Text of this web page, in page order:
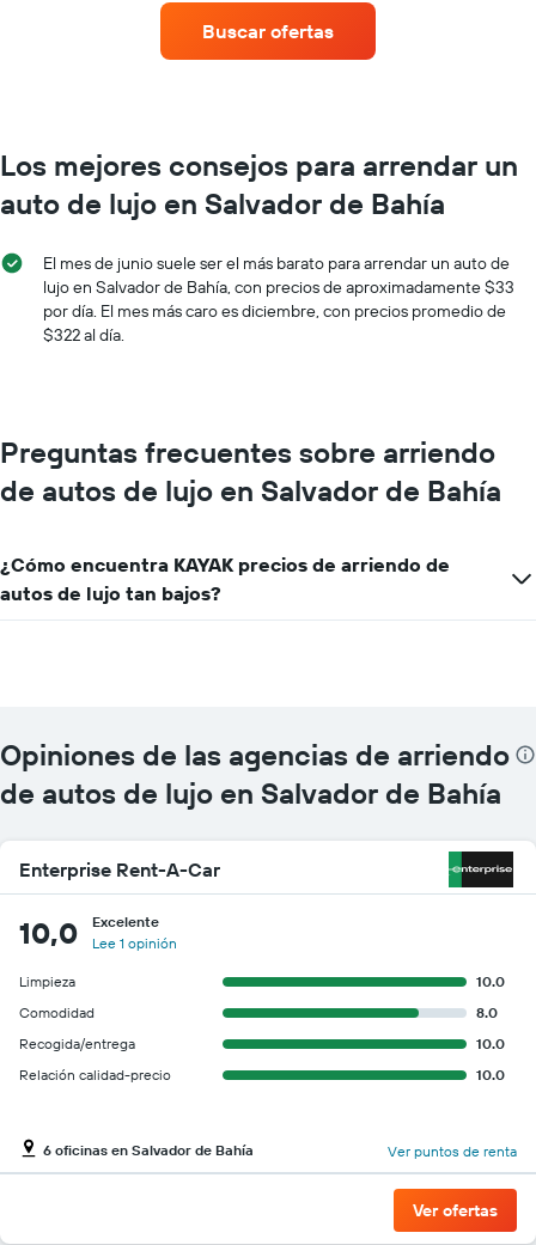
precio
promedio
de
auto
de
renta
por
día.
gráfico
muestra
que
indica
las
autos.
gráfico
eje
Y
de
un
auto
renta
por
empresa.
Buscar ofertas
Los mejores consejos para arrendar un
auto de lujo en Salvador de Bahía
El mes de junio suele ser el más barato para arrendar un auto de
lujo en Salvador de Bahía, con precios de aproximadamente $33
por día. El mes más caro es diciembre, con precios promedio de
$322 al día.
Preguntas frecuentes sobre arriendo
de autos de lujo en Salvador de Bahía
¿Cómo encuentra KAYAK precios de arriendo de
autos de lujo tan bajos?
Opiniones de las agencias de arriendo
de autos de lujo en Salvador de Bahía
Enterprise Rent-A-Car
10,0
Excelente
Lee 1 opinión
Limpieza
10.0
Comodidad
8.0
Recogida/entrega
10.0
Relación calidad-precio
10.0
6 oficinas en Salvador de Bahía Ver puntos de renta
Ver ofertas